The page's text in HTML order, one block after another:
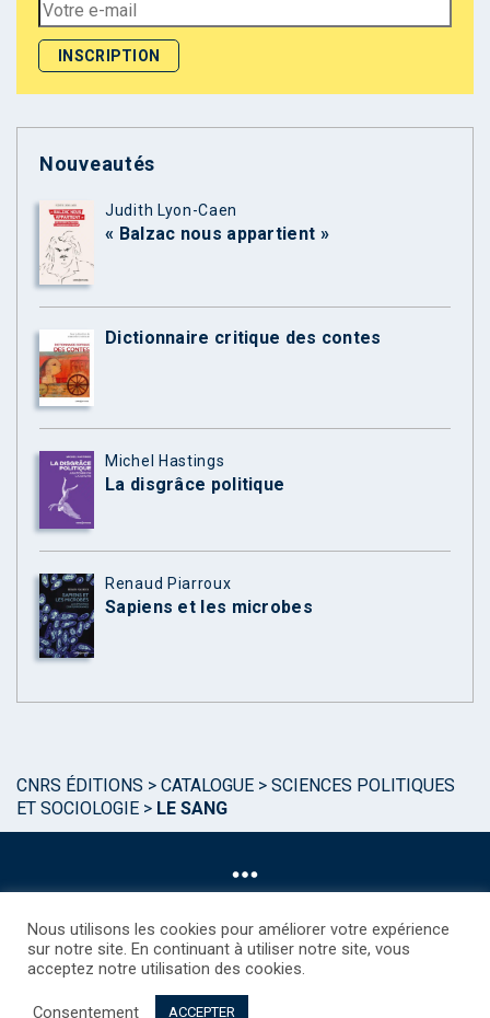
Nouveautés
Judith Lyon-Caen
« Balzac nous appartient »
Dictionnaire critique des contes
Michel Hastings
La disgrâce politique
Renaud Piarroux
Sapiens et les microbes
CNRS ÉDITIONS > CATALOGUE > SCIENCES POLITIQUES
ET SOCIOLOGIE > LE SANG
©CNRS EDITIONS 2025
Droits étrangers / Foreign rights
Nous utilisons les cookies pour améliorer votre expérience
sur notre site. En continuant à utiliser notre site, vous
acceptez notre utilisation des cookies.
Consentement ACCEPTER